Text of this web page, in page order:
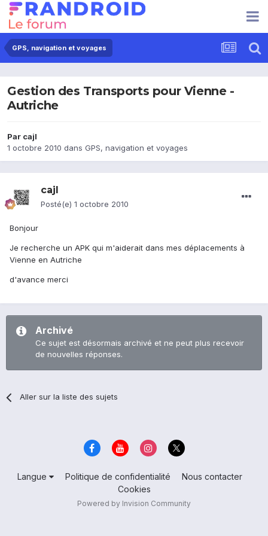
GPS, navigation et voyages
Gestion des Transports pour Vienne -
Autriche
Par cajl
1 octobre 2010 dans GPS, navigation et voyages
cajl
Posté(e) 1 octobre 2010
Bonjour
Je recherche un APK qui m'aiderait dans mes déplacements à
Vienne en Autriche
d'avance merci
Archivé
Ce sujet est désormais archivé et ne peut plus recevoir
de nouvelles réponses.
Aller sur la liste des sujets
Langue Politique de confidentialité
Nous contacter
Cookies
Powered by Invision Community